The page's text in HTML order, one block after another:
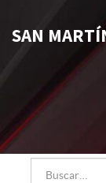
SAN